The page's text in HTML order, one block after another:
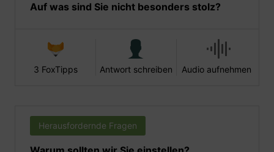
Auf was sind Sie nicht besonders stolz?
3 FoxTipps Antwort schreiben Audio aufnehmen
Herausfordernde Fragen